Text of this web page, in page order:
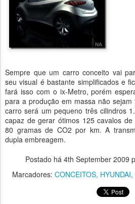
Sempre que um carro conceito vai
seu visual é bastante simplificados e
fará isso com o ix-Metro, porém
para a produção em massa não
carro será um pequeno três cilindros
capaz de gerar ótimos 125 cavalos
80 gramas de CO2 por km. A
dupla embreagem.
Postado há 4th September 2009
Marcadores: CONCEITOS HYUNDAI